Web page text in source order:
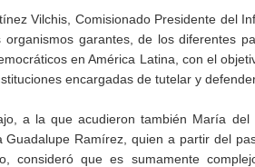
Vilchis, Comisionado Presidente del
garantes, de los diferentes
en América Latina, con el
encargadas de tutelar y
a la que acudieron también María
Guadalupe Ramírez, quien a partir del
consideró que es sumamente